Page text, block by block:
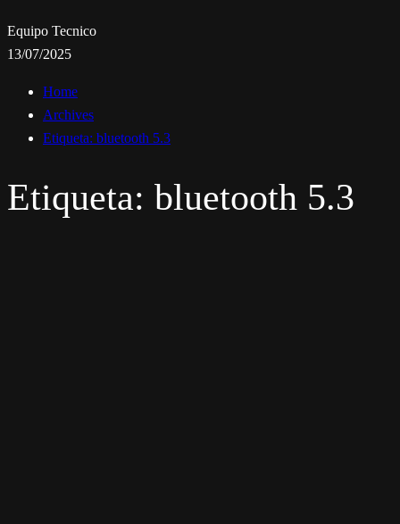
Equipo Tecnico
13/07/2025
Home
Archives
Etiqueta: bluetooth 5.3
Etiqueta: bluetooth 5.3